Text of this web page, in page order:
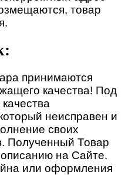
товар
принимаются
качества! Под
неисправен и
своих
Полученный Товар
на Сайте.
или оформления